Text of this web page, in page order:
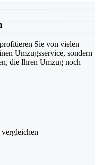
Sie von vielen
Umzugsservice, sondern
die Ihren Umzug noch